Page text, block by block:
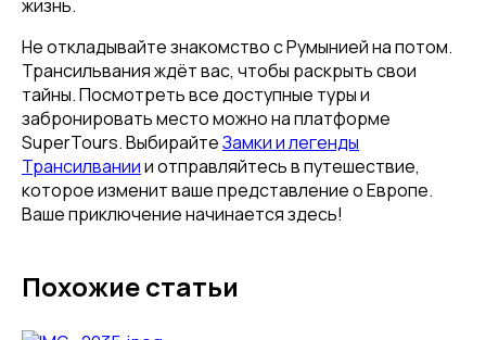
жизнь.
Не откладывайте знакомство с Румынией на потом.
Трансильвания ждёт вас, чтобы раскрыть свои
тайны. Посмотреть все доступные туры и
забронировать место можно на платформе
SuperTours. ВыбирайтеЗамки и легенды
Трансилваниии отправляйтесь в путешествие,
которое изменит ваше представление о Европе.
Ваше приключение начинается здесь!
Похожие статьи